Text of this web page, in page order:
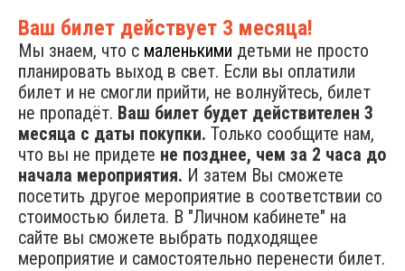
Ваш билет действует 3 месяца!
Мы знаем, что с маленькими детьми не просто
планировать выход в свет. Если вы оплатили
билет и не смогли прийти, не волнуйтесь, билет
не пропадёт. Ваш билет будет действителен 3
месяца с даты покупки. Только сообщите нам,
что вы не придете не позднее, чем за 2 часа до
начала мероприятия. И затем Вы сможете
посетить другое мероприятие в соответствии со
стоимостью билета. В "Личном кабинете" на
сайте вы сможете выбрать подходящее
мероприятие и самостоятельно перенести билет.